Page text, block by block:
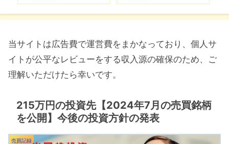
当サイトは広告費で運営費をまかなっており、個人サ
イトが公平なレビューをする収入源の確保のため、ご
理解いただけたら幸いです。
215万円の投資先【2024年7月の売買銘柄
を公開】今後の投資方針の発表
売買記録